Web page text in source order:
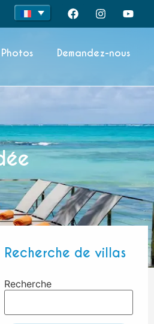
Photos Demandez-nous
Recherche de villas
Recherche